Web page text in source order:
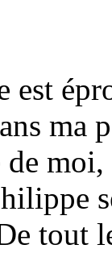
est
ma
tout